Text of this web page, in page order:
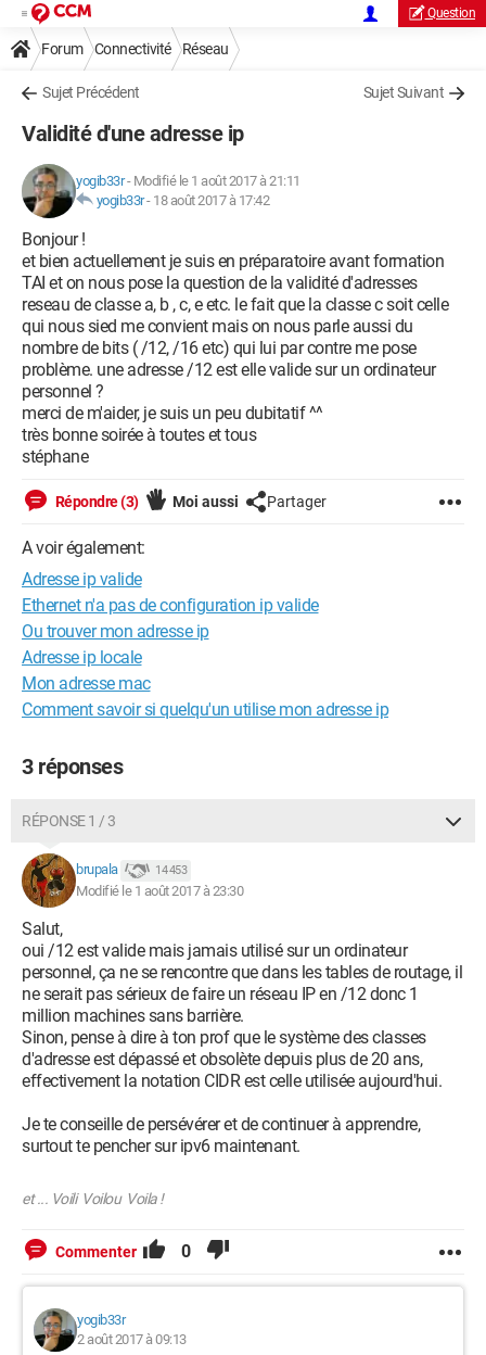
Question
Forum Connectivité Réseau
Sujet Précédent Sujet Suivant
Validité d'une adresse ip
yogib33r- Modifié le 1 août 2017 à 21:11
yogib33r- 18 août 2017 à 17:42
Bonjour !
et bien actuellement je suis en préparatoire avant formation
TAI et on nous pose la question de la validité d'adresses
reseau de classe a, b , c, e etc. le fait que la classe c soit celle
qui nous sied me convient mais on nous parle aussi du
nombre de bits ( /12, /16 etc) qui lui par contre me pose
problème. une adresse /12 est elle valide sur un ordinateur
personnel ?
merci de m'aider, je suis un peu dubitatif ^^
très bonne soirée à toutes et tous
stéphane
Répondre (3) Moi aussi Partager
A voir également:
Adresse ip valide
Ethernet n'a pas de configuration ip valide
Ou trouver mon adresse ip
Adresse ip locale
Mon adresse mac
Comment savoir si quelqu'un utilise mon adresse ip
3 réponses
RÉPONSE 1 / 3
brupala 14 453
Modifié le 1 août 2017 à 23:30
Salut,
oui /12 est valide mais jamais utilisé sur un ordinateur
personnel, ça ne se rencontre que dans les tables de routage, il
ne serait pas sérieux de faire un réseau IP en /12 donc 1
million machines sans barrière.
Sinon, pense à dire à ton prof que le système des classes
d'adresse est dépassé et obsolète depuis plus de 20 ans,
effectivement la notation CIDR est celle utilisée aujourd'hui.
Je te conseille de persévérer et de continuer à apprendre,
surtout te pencher sur ipv6 maintenant.
et ... Voili Voilou Voila !
Commenter 0
yogib33r
2 août 2017 à 09:13